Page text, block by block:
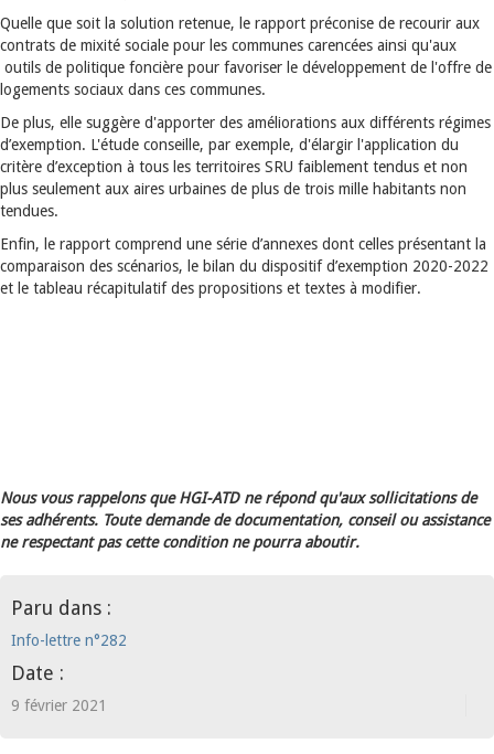
Quelle que soit la solution retenue, le rapport préconise de recourir aux
contrats de mixité sociale pour les communes carencées ainsi qu'aux
outils de politique foncière pour favoriser le développement de l'offre de
logements sociaux dans ces communes.
De plus, elle suggère d'apporter des améliorations aux différents régimes
d’exemption. L'étude conseille, par exemple, d'élargir l'application du
critère d’exception à tous les territoires SRU faiblement tendus et non
plus seulement aux aires urbaines de plus de trois mille habitants non
tendues.
Enfin, le rapport comprend une série d’annexes dont celles présentant la
comparaison des scénarios, le bilan du dispositif d’exemption 2020-2022
et le tableau récapitulatif des propositions et textes à modifier.
Nous vous rappelons que HGI-ATD ne répond qu'aux sollicitations de
ses adhérents. Toute demande de documentation, conseil ou assistance
ne respectant pas cette condition ne pourra aboutir.
Paru dans :
Info-lettre n°282
Date :
9 février 2021